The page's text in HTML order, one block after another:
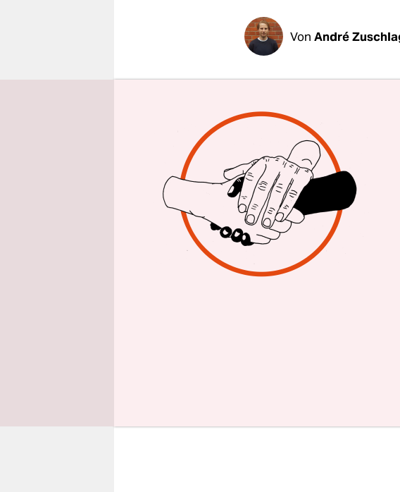
Von André
Einzig, dass Schmidt
angesichts der
Kriegsverbrechern und
Zumal es in Hannover
geht: Hindenburg –
und Reichspräsident,
demokratischen
Straßen und Plätzen
ersetzen, ist
Handeln, ja dessen